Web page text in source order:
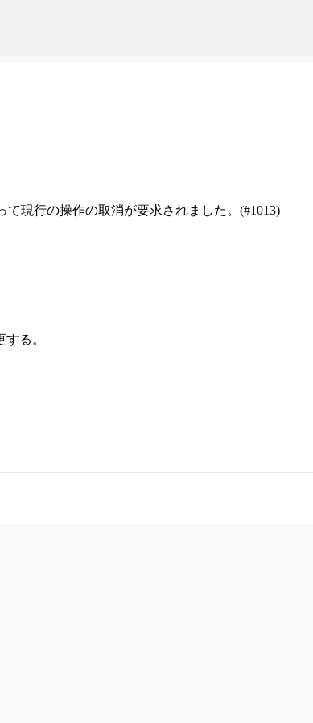
て現行の操作の取消が要求されました。(#1013)
る。